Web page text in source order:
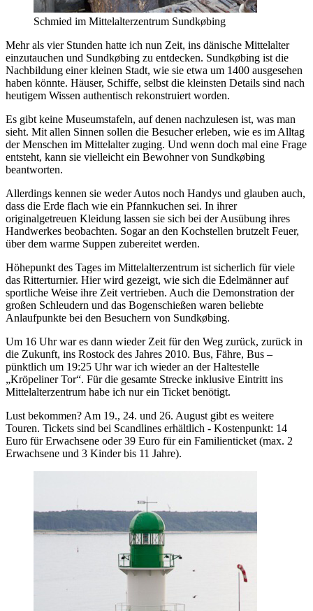
Schmied im Mittelalterzentrum Sundkøbing
Mehr als vier Stunden hatte ich nun Zeit, ins dänische Mittelalter
einzutauchen und Sundkøbing zu entdecken. Sundkøbing ist die
Nachbildung einer kleinen Stadt, wie sie etwa um 1400 ausgesehen
haben könnte. Häuser, Schiffe, selbst die kleinsten Details sind nach
heutigem Wissen authentisch rekonstruiert worden.
Es gibt keine Museumstafeln, auf denen nachzulesen ist, was man
sieht. Mit allen Sinnen sollen die Besucher erleben, wie es im Alltag
der Menschen im Mittelalter zuging. Und wenn doch mal eine Frage
entsteht, kann sie vielleicht ein Bewohner von Sundkøbing
beantworten.
Allerdings kennen sie weder Autos noch Handys und glauben auch,
dass die Erde flach wie ein Pfannkuchen sei. In ihrer
originalgetreuen Kleidung lassen sie sich bei der Ausübung ihres
Handwerkes beobachten. Sogar an den Kochstellen brutzelt Feuer,
über dem warme Suppen zubereitet werden.
Höhepunkt des Tages im Mittelalterzentrum ist sicherlich für viele
das Ritterturnier. Hier wird gezeigt, wie sich die Edelmänner auf
sportliche Weise ihre Zeit vertrieben. Auch die Demonstration der
großen Schleudern und das Bogenschießen waren beliebte
Anlaufpunkte bei den Besuchern von Sundkøbing.
Um 16 Uhr war es dann wieder Zeit für den Weg zurück, zurück in
die Zukunft, ins Rostock des Jahres 2010. Bus, Fähre, Bus –
pünktlich um 19:25 Uhr war ich wieder an der Haltestelle
„Kröpeliner Tor“. Für die gesamte Strecke inklusive Eintritt ins
Mittelalterzentrum habe ich nur ein Ticket benötigt.
Lust bekommen? Am 19., 24. und 26. August gibt es weitere
Touren. Tickets sind bei Scandlines erhältlich - Kostenpunkt: 14
Euro für Erwachsene oder 39 Euro für ein Familienticket (max. 2
Erwachsene und 3 Kinder bis 11 Jahre).